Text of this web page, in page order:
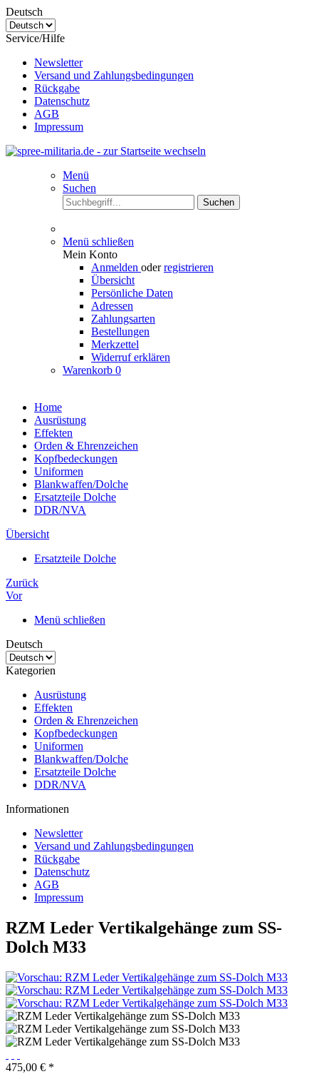
Deutsch
Service/Hilfe
Newsletter
Versand und Zahlungsbedingungen
Rückgabe
Datenschutz
AGB
Impressum
Menü
Suchen
Suchen
Menü schließen
Mein Konto
Anmelden oderregistrieren
Übersicht
Persönliche Daten
Adressen
Zahlungsarten
Bestellungen
Merkzettel
Widerruf erklären
Warenkorb 0
Home
Ausrüstung
Effekten
Orden & Ehrenzeichen
Kopfbedeckungen
Uniformen
Blankwaffen/Dolche
Ersatzteile Dolche
DDR/NVA
Übersicht
Ersatzteile Dolche
Zurück
Vor
Menü schließen
Deutsch
Kategorien
Ausrüstung
Effekten
Orden & Ehrenzeichen
Kopfbedeckungen
Uniformen
Blankwaffen/Dolche
Ersatzteile Dolche
DDR/NVA
Informationen
Newsletter
Versand und Zahlungsbedingungen
Rückgabe
Datenschutz
AGB
Impressum
RZM Leder Vertikalgehänge zum SS-
Dolch M33
475,00 € *